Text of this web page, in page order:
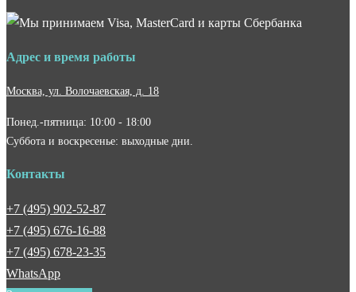
Адрес и время работы
Москва, ул. Волочаевская, д. 18
Понед.-пятница: 10:00 - 18:00
Суббота и воскресенье: выходные дни.
Контакты
+7 (495) 902-52-87
+7 (495) 676-16-88
+7 (495) 678-23-35
WhatsApp